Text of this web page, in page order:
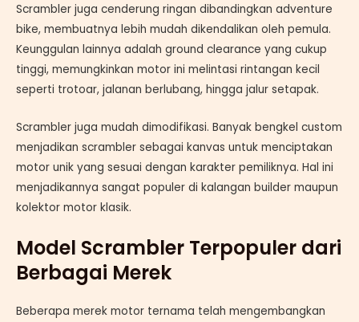
Scrambler juga cenderung ringan dibandingkan adventure
bike, membuatnya lebih mudah dikendalikan oleh pemula.
Keunggulan lainnya adalah ground clearance yang cukup
tinggi, memungkinkan motor ini melintasi rintangan kecil
seperti trotoar, jalanan berlubang, hingga jalur setapak.
Scrambler juga mudah dimodifikasi. Banyak bengkel custom
menjadikan scrambler sebagai kanvas untuk menciptakan
motor unik yang sesuai dengan karakter pemiliknya. Hal ini
menjadikannya sangat populer di kalangan builder maupun
kolektor motor klasik.
Model Scrambler Terpopuler dari
Berbagai Merek
Beberapa merek motor ternama telah mengembangkan